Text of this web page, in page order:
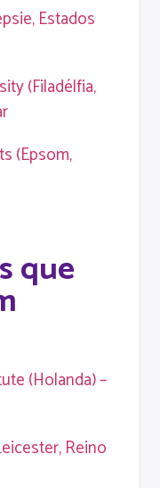
Estados
(Filadélfia,
(Epsom,
que
(Holanda) –
Reino